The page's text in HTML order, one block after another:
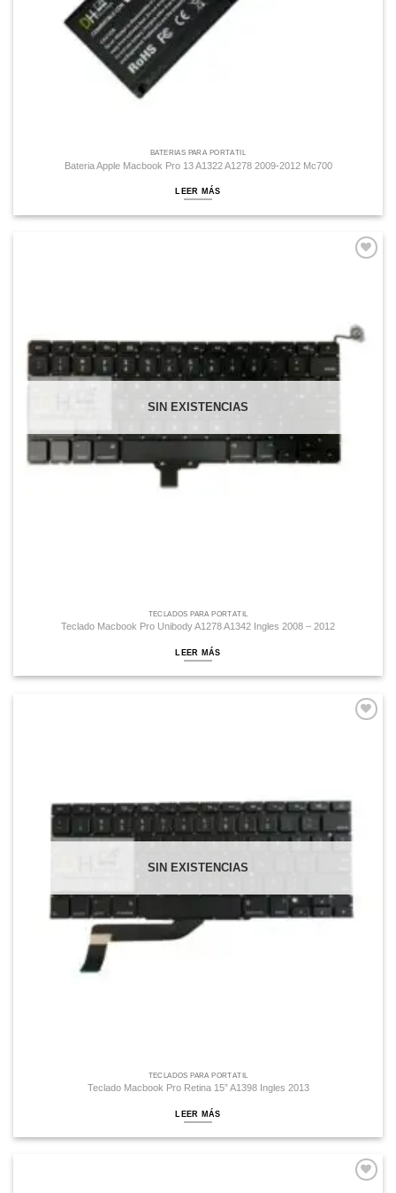
BATERÍAS PARA PORTÁTIL
Bateria Apple Macbook Pro 13 A1322 A1278 2009-2012 Mc700
LEER MÁS
SIN EXISTENCIAS
TECLADOS PARA PORTÁTIL
Teclado Macbook Pro Unibody A1278 A1342 Ingles 2008 – 2012
LEER MÁS
SIN EXISTENCIAS
TECLADOS PARA PORTÁTIL
Teclado Macbook Pro Retina 15” A1398 Ingles 2013
LEER MÁS